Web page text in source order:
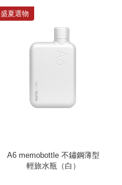
盛夏選物
A6 memobottle 不鏽鋼薄型
輕旅水瓶（白）